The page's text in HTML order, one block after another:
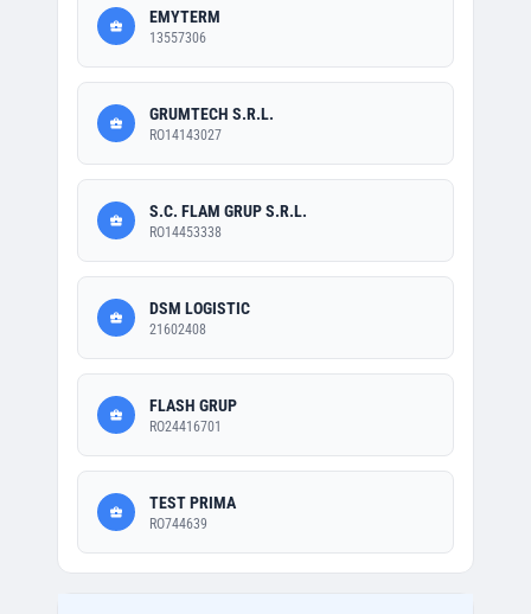
EMYTERM
13557306
GRUMTECH S.R.L.
RO14143027
S.C. FLAM GRUP S.R.L.
RO14453338
DSM LOGISTIC
21602408
FLASH GRUP
RO24416701
TEST PRIMA
RO744639